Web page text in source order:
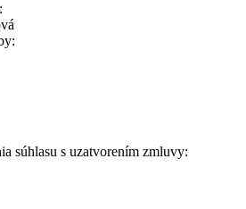
súhlasu s uzatvorením zmluvy: